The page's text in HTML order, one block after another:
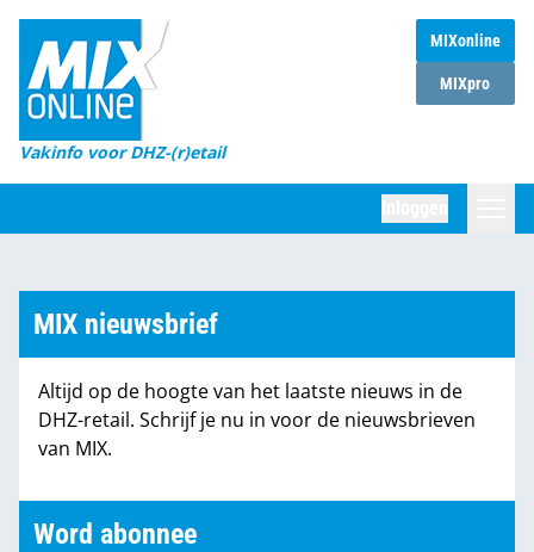
MIXonline
MIXpro
Vakinfo voor DHZ-(r)etail
Home
Magazines
DHZ Sessie
Marktcijfers
Partners
MIX nieuwsbrief
Altijd op de hoogte van het laatste nieuws in de
DHZ-retail. Schrijf je nu in voor de nieuwsbrieven
van MIX.
Word abonnee